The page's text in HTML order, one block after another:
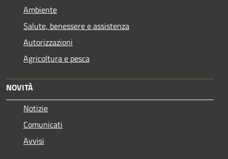
Ambiente
Salute, benessere e assistenza
Autorizzazioni
Agricoltura e pesca
NOVITÀ
Notizie
Comunicati
Avvisi